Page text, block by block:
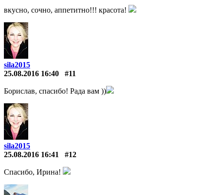
вкусно, сочно, аппетитно!!! красота!
sila2015
25.08.2016 16:40
#11
Борислав, спасибо! Рада вам ))
sila2015
25.08.2016 16:41
#12
Спасибо, Ирина!